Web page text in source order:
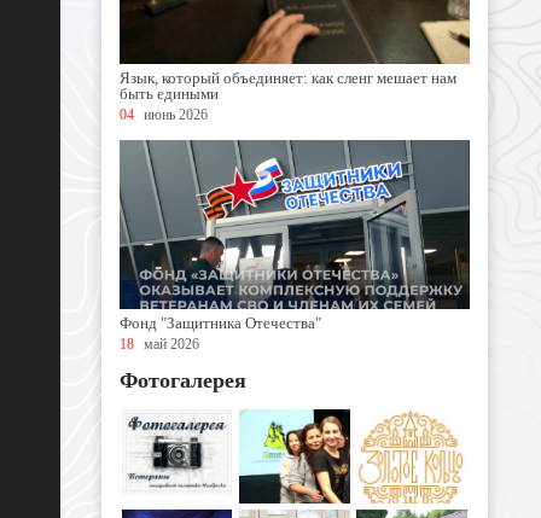
Язык, который объединяет: как сленг мешает нам
быть едиными
04 июнь 2026
Фонд "Защитника Отечества"
18 май 2026
Фотогалерея